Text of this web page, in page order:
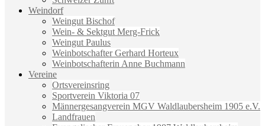
Weindorf
Weingut Bischof
Wein- & Sektgut Merg-Frick
Weingut Paulus
Weinbotschafter Gerhard Horteux
Weinbotschafterin Anne Buchmann
Vereine
Ortsvereinsring
Sportverein Viktoria 07
Männergesangverein MGV Waldlaubersheim 1905 e.V.
Landfrauen